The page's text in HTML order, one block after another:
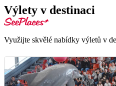
Výlety v destinaci
Využijte skvělé nabídky výletů v